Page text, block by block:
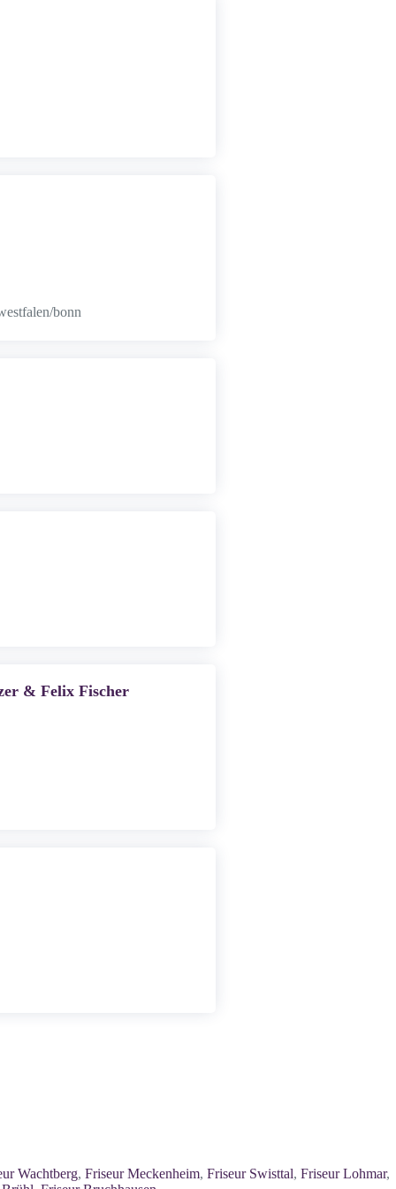
bonn
& Felix Fischer
Wachtberg, Friseur Meckenheim, Friseur Swisttal, Friseur Lohmar,